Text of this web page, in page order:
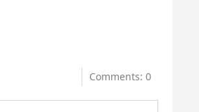
Comments: 0